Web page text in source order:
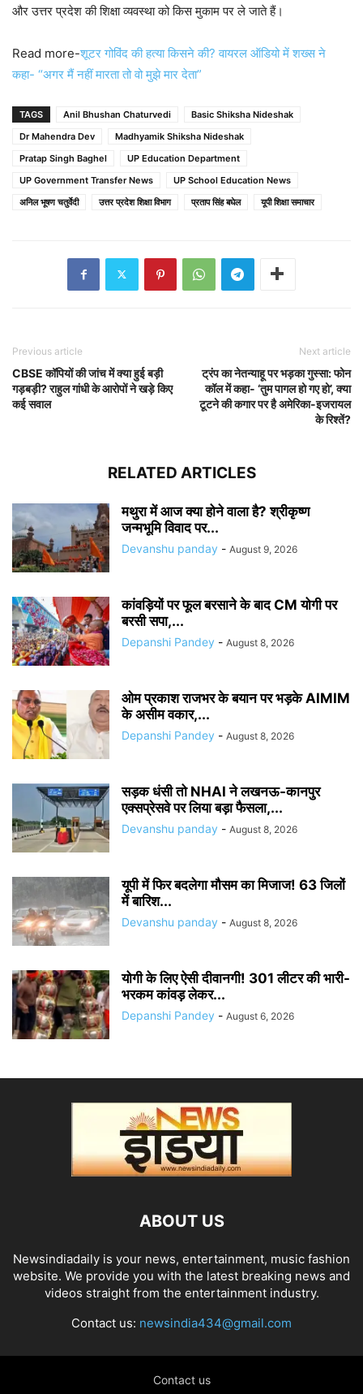
और उत्तर प्रदेश की शिक्षा व्यवस्था को किस मुकाम पर ले जाते हैं।
Read more-शूटर गोविंद की हत्या किसने की? वायरल ऑडियो में शख्स ने
कहा- “अगर मैं नहीं मारता तो वो मुझे मार देता”
TAGS Anil Bhushan Chaturvedi
Basic Shiksha Nideshak
Dr Mahendra Dev
Madhyamik Shiksha Nideshak
Pratap Singh Baghel
UP Education Department
UP Government Transfer News
UP School Education News
अनिल भूषण चतुर्वेदी
उत्तर प्रदेश शिक्षा विभाग प्रताप सिंह बघेल यूपी शिक्षा समाचार
Previous article
CBSE कॉपियों की जांच में क्या हुई बड़ी
गड़बड़ी? राहुल गांधी के आरोपों ने खड़े किए
कई सवाल
Next article
ट्रंप का नेतन्याहू पर भड़का गुस्सा: फोन
कॉल में कहा- ‘तुम पागल हो गए हो’, क्या
टूटने की कगार पर है अमेरिका-इजरायल
के रिश्तें?
RELATED ARTICLES
मथुरा में आज क्या होने वाला है? श्रीकृष्ण
जन्मभूमि विवाद पर...
Devanshu panday - August 9, 2026
कांवड़ियों पर फूल बरसाने के बाद CM योगी पर
बरसी सपा,...
Depanshi Pandey - August 8, 2026
ओम प्रकाश राजभर के बयान पर भड़के AIMIM
के असीम वकार,...
Depanshi Pandey - August 8, 2026
सड़क धंसी तो NHAI ने लखनऊ-कानपुर
एक्सप्रेसवे पर लिया बड़ा फैसला,...
Devanshu panday - August 8, 2026
यूपी में फिर बदलेगा मौसम का मिजाज! 63 जिलों
में बारिश...
Devanshu panday - August 8, 2026
योगी के लिए ऐसी दीवानगी! 301 लीटर की भारी-
भरकम कांवड़ लेकर...
Depanshi Pandey - August 6, 2026
ABOUT US
Newsindiadaily is your news, entertainment, music fashion
website. We provide you with the latest breaking news and
videos straight from the entertainment industry.
Contact us: newsindia434@gmail.com
Contact us